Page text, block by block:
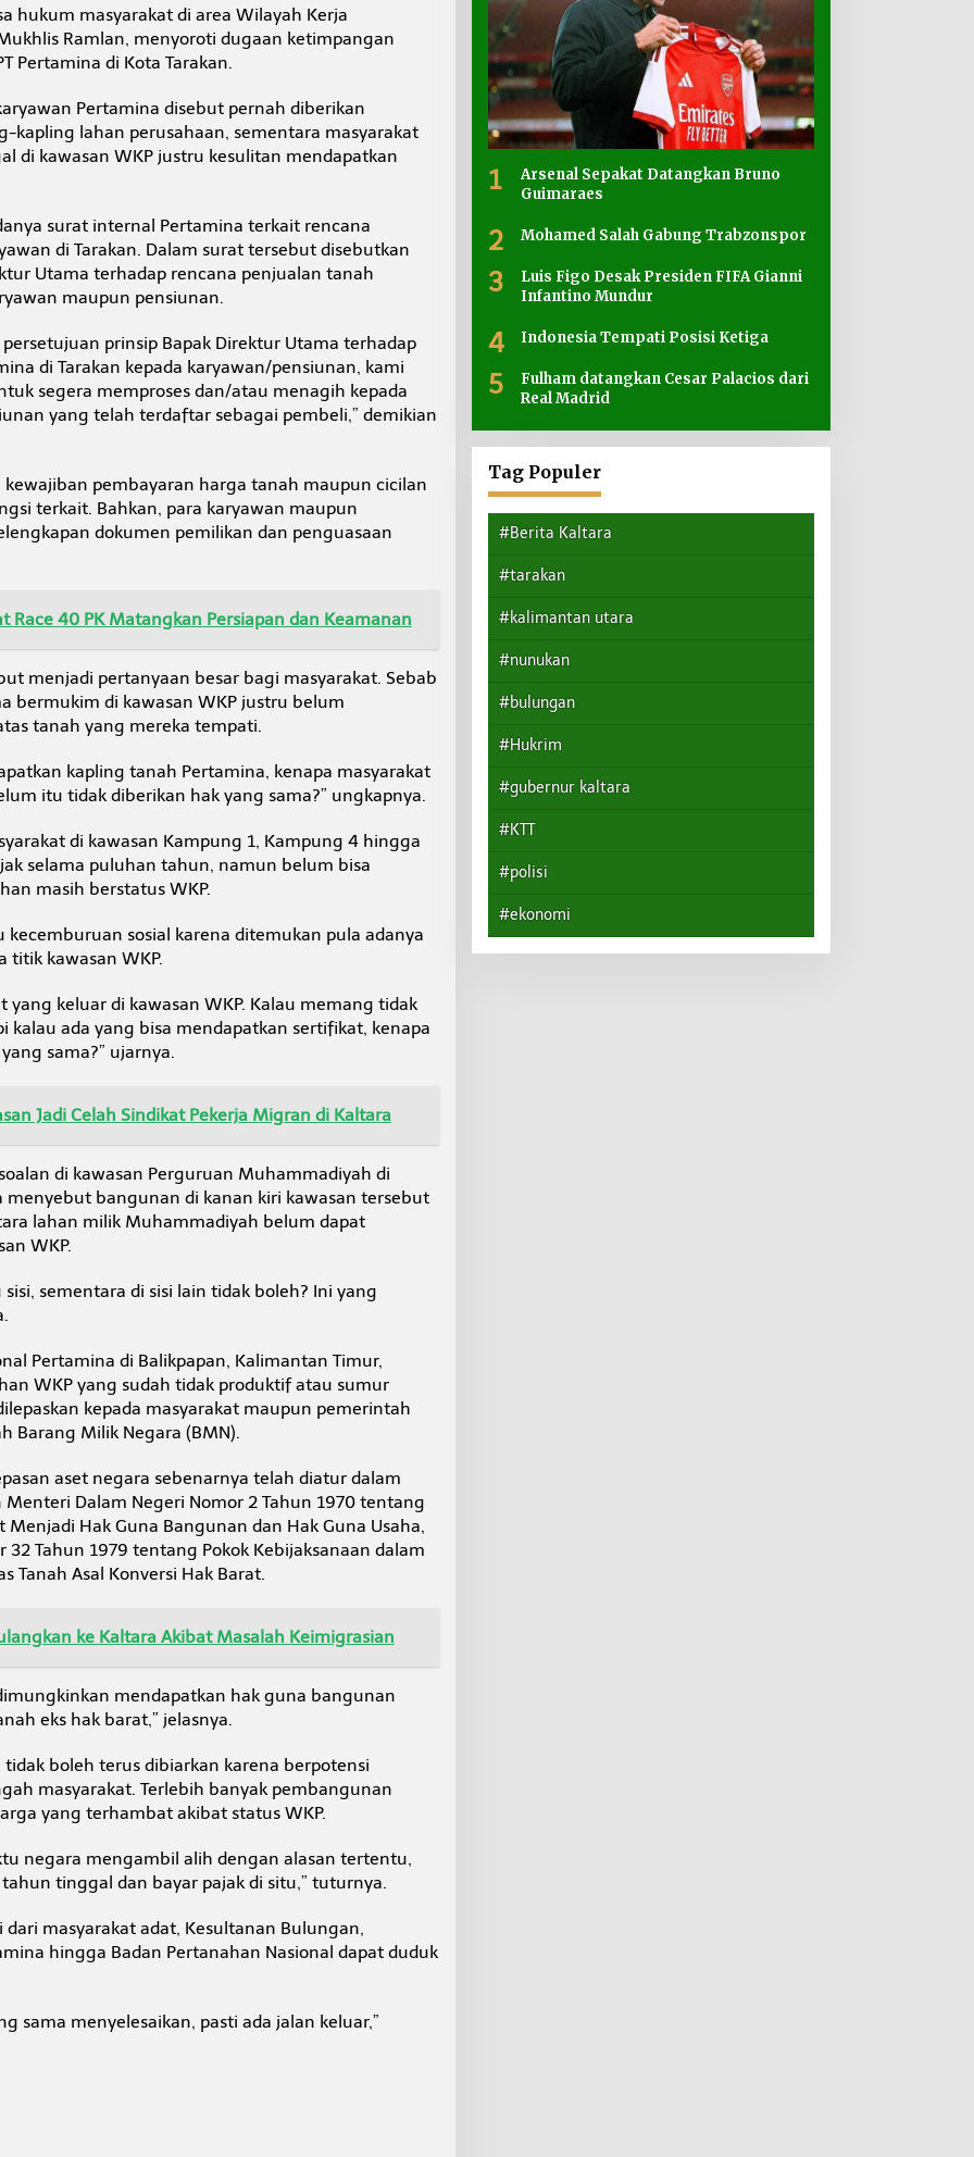
hukum masyarakat di area Wilayah Kerja
Ramlan, menyoroti dugaan ketimpangan
Pertamina di Kota Tarakan.
Pertamina disebut pernah diberikan
kapling lahan perusahaan, sementara masyarakat
di kawasan WKP justru kesulitan mendapatkan
surat internal Pertamina terkait rencana
di Tarakan. Dalam surat tersebut disebutkan
Utama terhadap rencana penjualan tanah
maupun pensiunan.
prinsip Bapak Direktur Utama terhadap
di Tarakan kepada karyawan/pensiunan, kami
segera memproses dan/atau menagih kepada
yang telah terdaftar sebagai pembeli,” demikian
pembayaran harga tanah maupun cicilan
terkait. Bahkan, para karyawan maupun
dokumen pemilikan dan penguasaan
Race 40 PK Matangkan Persiapan dan Keamanan
menjadi pertanyaan besar bagi masyarakat. Sebab
bermukim di kawasan WKP justru belum
tanah yang mereka tempati.
kapling tanah Pertamina, kenapa masyarakat
itu tidak diberikan hak yang sama?” ungkapnya.
di kawasan Kampung 1, Kampung 4 hingga
selama puluhan tahun, namun belum bisa
masih berstatus WKP.
sosial karena ditemukan pula adanya
titik kawasan WKP.
yang keluar di kawasan WKP. Kalau memang tidak
kalau ada yang bisa mendapatkan sertifikat, kenapa
sama?” ujarnya.
Jadi Celah Sindikat Pekerja Migran di Kaltara
di kawasan Perguruan Muhammadiyah di
menyebut bangunan di kanan kiri kawasan tersebut
lahan milik Muhammadiyah belum dapat
WKP.
sementara di sisi lain tidak boleh? Ini yang
Pertamina di Balikpapan, Kalimantan Timur,
WKP yang sudah tidak produktif atau sumur
kepada masyarakat maupun pemerintah
Barang Milik Negara (BMN).
aset negara sebenarnya telah diatur dalam
Dalam Negeri Nomor 2 Tahun 1970 tentang
Menjadi Hak Guna Bangunan dan Hak Guna Usaha,
32 Tahun 1979 tentang Pokok Kebijaksanaan dalam
Tanah Asal Konversi Hak Barat.
ke Kaltara Akibat Masalah Keimigrasian
mendapatkan hak guna bangunan
eks hak barat,” jelasnya.
boleh terus dibiarkan karena berpotensi
masyarakat. Terlebih banyak pembangunan
yang terhambat akibat status WKP.
negara mengambil alih dengan alasan tertentu,
tinggal dan bayar pajak di situ,” tuturnya.
masyarakat adat, Kesultanan Bulungan,
hingga Badan Pertanahan Nasional dapat duduk
sama menyelesaikan, pasti ada jalan keluar,”
1
Arsenal Sepakat Datangkan Bruno
Guimaraes
2 Mohamed Salah Gabung Trabzonspor
3
Luis Figo Desak Presiden FIFA Gianni
Infantino Mundur
4 Indonesia Tempati Posisi Ketiga
5
Fulham datangkan Cesar Palacios dari
Real Madrid
Tag Populer
#Berita Kaltara
#tarakan
#kalimantan utara
#nunukan
#bulungan
#Hukrim
#gubernur kaltara
#KTT
#polisi
#ekonomi